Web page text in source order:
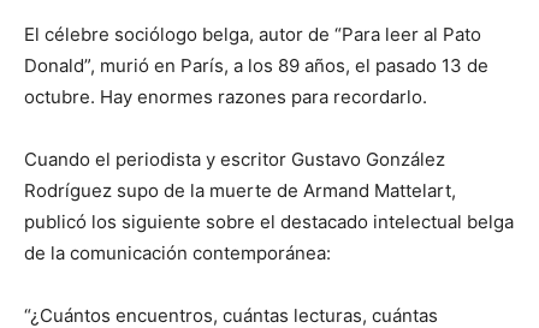
El célebre sociólogo belga, autor de “Para leer al Pato
Donald”, murió en París, a los 89 años, el pasado 13 de
octubre. Hay enormes razones para recordarlo.
Cuando el periodista y escritor Gustavo González
Rodríguez supo de la muerte de Armand Mattelart,
publicó los siguiente sobre el destacado intelectual belga
de la comunicación contemporánea:
“¿Cuántos encuentros, cuántas lecturas, cuántas